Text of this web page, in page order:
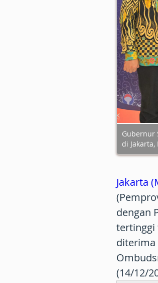
Gubernur
di Jakarta,
Jakarta
dengan
tertinggi
diterima
(14/12/